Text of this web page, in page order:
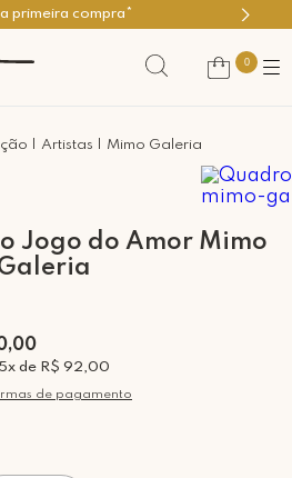
Use o cupom
0
Artistas Mimo Galeria
Jogo do Amor Mimo
5x de R$ 92,00
de pagamento